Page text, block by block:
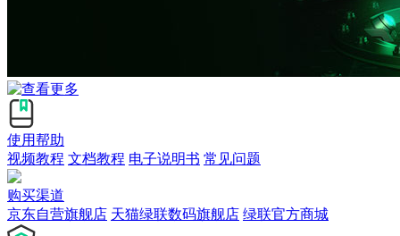
使用帮助
视频教程 文档教程 电子说明书 常见问题
购买渠道
京东自营旗舰店 天猫绿联数码旗舰店 绿联官方商城